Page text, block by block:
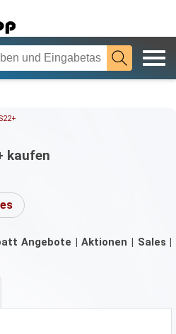
kaufen
Angebote | Aktionen | Sales |